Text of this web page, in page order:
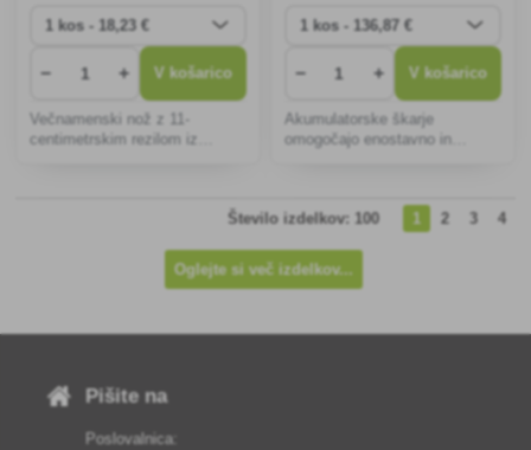
− + V košarico
Večnamenski nož z 11-
centimetrskim rezilom iz
− + V košarico
Akumulatorske škarje
omogočajo enostavno in
kablov. Ergonomska oblika
zmanjšuje utrujenost, dolga
zagotavlj
Število izdelkov: 100 1 2 3 4
Oglejte si več izdelkov...
Pišite na
Poslovalnica: